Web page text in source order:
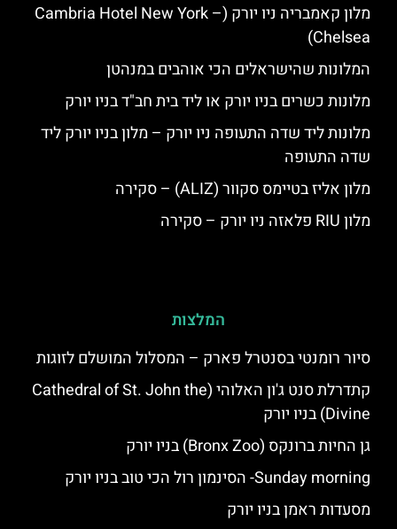
מלון קאמבריה ניו יורק (Cambria Hotel New York –
Chelsea)
המלונות שהישראלים הכי אוהבים במנהטן
מלונות כשרים בניו יורק או ליד בית חב"ד בניו יורק
מלונות ליד שדה התעופה ניו יורק – מלון בניו יורק ליד
שדה התעופה
מלון אליז בטיימס סקוור (ALIZ) – סקירה
מלון RIU פלאזה ניו יורק – סקירה
המלצות
סיור רומנטי בסנטרל פארק – המסלול המושלם לזוגות
קתדרלת סנט ג'ון האלוהי (Cathedral of St. John the
Divine) בניו יורק
גן החיות ברונקס (Bronx Zoo) בניו יורק
Sunday morning- הסינמון רול הכי טוב בניו יורק
מסעדות ראמן בניו יורק